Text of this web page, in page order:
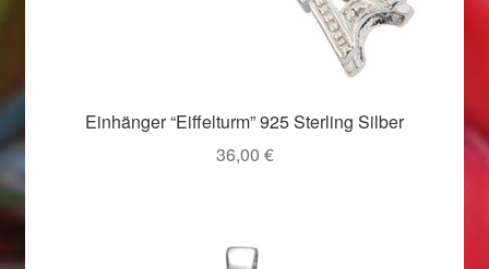
Weihnachtsangebote 2016
Weihnachtsangebote 2017
Weihnachtsangebote 2018
Einhänger “Eiffelturm” 925 Sterling Silber
36,00 €